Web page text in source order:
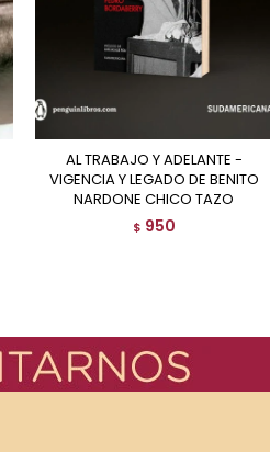
AL TRABAJO Y ADELANTE -
VIGENCIA Y LEGADO DE BENITO
NARDONE CHICO TAZO
$ 950